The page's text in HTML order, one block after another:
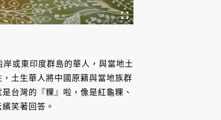
岸或東印度群島的華人，與當地土
土生華人將中國原籍與當地族群
台灣的『粿』啦，像是紅龜粿、
笑著回答。